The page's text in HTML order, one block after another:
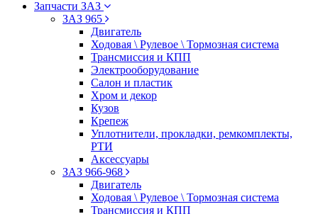
Запчасти ЗАЗ
ЗАЗ 965
Двигатель
Ходовая \ Рулевое \ Тормозная система
Трансмиссия и КПП
Электрооборудование
Салон и пластик
Хром и декор
Кузов
Крепеж
Уплотнители, прокладки, ремкомплекты,
РТИ
Аксессуары
ЗАЗ 966-968
Двигатель
Ходовая \ Рулевое \ Тормозная система
Трансмиссия и КПП